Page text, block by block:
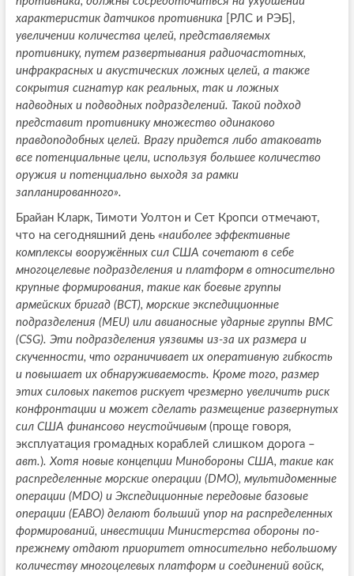
характеристик датчиков противника
[РЛС и РЭБ],
увеличении количества целей, представляемых
противнику, путем развертывания радиочастотных,
инфракрасных и акустических ложных целей, а также
сокрытия сигнатур как реальных, так и ложных
надводных и подводных подразделений. Такой подход
представит противнику множество одинаково
правдоподобных целей. Врагу придется либо атаковать
все потенциальные цели, используя большее количество
оружия и потенциально выходя за рамки
запланированного».
Брайан Кларк, Тимоти Уолтон и Сет Кропси отмечают,
что на сегодняшний день «наиболее эффективные
комплексы вооружённых сил США сочетают в себе
многоцелевые подразделения и платформ в относительно
крупные формирования, такие как боевые группы
армейских бригад (BCT), морские экспедиционные
подразделения (MEU) или авианосные ударные группы ВМС
(CSG). Эти подразделения уязвимы из-за их размера и
скученности, что ограничивает их оперативную гибкость
и повышает их обнаруживаемость. Кроме того, размер
этих силовых пакетов рискует чрезмерно увеличить риск
конфронтации и может сделать размещение развернутых
сил США финансово неустойчивым (проще говоря,
эксплуатация громадных кораблей слишком дорога –
авт.). Хотя новые концепции Минобороны США, такие как
распределенные морские операции (DMO), мультидоменные
операции (MDO) и Экспедиционные передовые базовые
операции (EABO) делают больший упор на распределенных
формирований, инвестиции Министерства обороны по-
прежнему отдают приоритет относительно небольшому
количеству многоцелевых платформ и соединений войск,